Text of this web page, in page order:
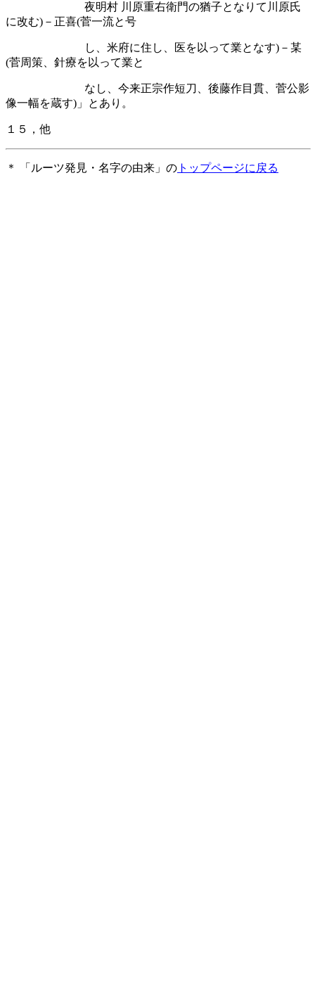
夜明村 川原重右衛門の猶子となりて川原氏
に改む) －正喜(菅一流と号
し、米府に住し、医を以って業となす) －某
(菅周策、針療を以って業と
なし、今来正宗作短刀、後藤作目貫、菅公影
像一幅を蔵す) 」とあり。
１５，他
＊ 「ルーツ発見・名字の由来」の トップページに戻る